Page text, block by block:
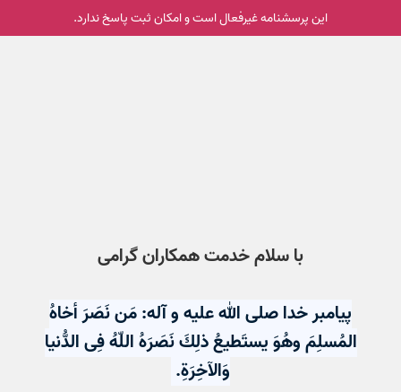
این پرسشنامه غیر‌فعال است و امکان ثبت پاسخ ندارد.
با سلام خدمت همکاران گرامی
پیامبر خدا صلى الله علیه و آله: مَن نَصَرَ أخاهُ
المُسلِمَ وهُوَ یستَطیعُ ذلِكَ نَصَرَهُ اللّهُ فِی الدُّنیا
وَالآخِرَةِ.